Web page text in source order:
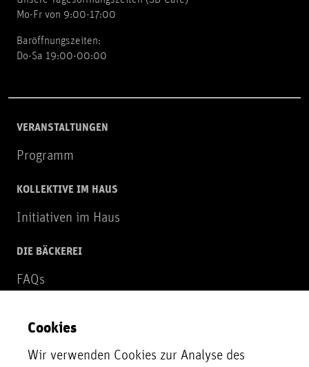
Mo-Fr von 9:00-17:00
Baröffnungszeiten:
Do-Sa 19:00-00:00
VERANSTALTUNGEN
Programm
KOLLEKTIVE IM HAUS
Initiativen im Haus
DIE BÄCKEREI
FAQs
NEWSLETTER
Zur Newsletter Anmeldung
Cookies
Wir verwenden Cookies zur Analyse des